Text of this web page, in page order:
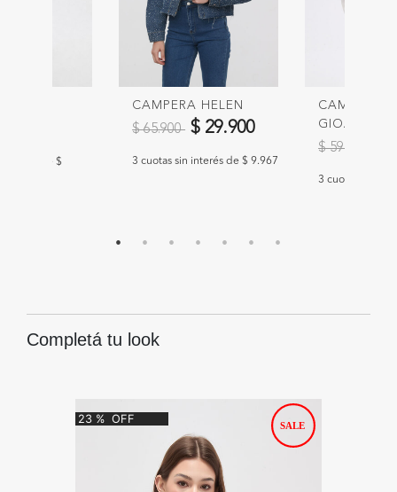
interés de $
CAMPERA HELEN
Precio reducido de
$ 65.900 a$ 29.900
3 cuotas sin interés de $ 9.967
CAMPERA
Precio
$ 59.900
3 cuotas sin
Completá tu look
23 % OFF